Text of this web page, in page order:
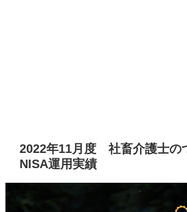
2022年11月度 社畜介護士の
NISA運用実績